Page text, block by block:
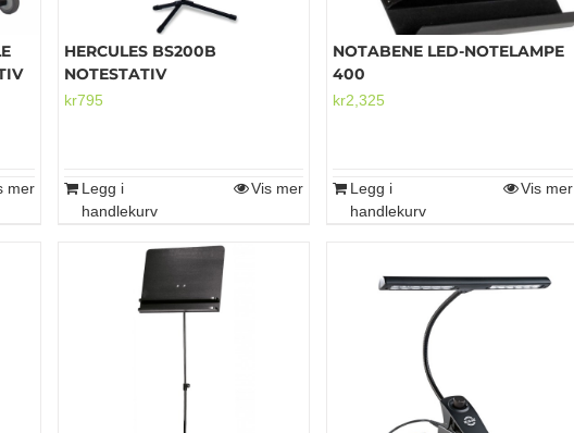
mer
HERCULES BS200B
NOTESTATIV
kr795
Legg i
handlekurv
Vis mer
NOTABENE LED-NOTELAMPE
400
kr2,325
Legg i
handlekurv
Vis mer